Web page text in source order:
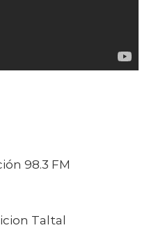
98.3 FM
Taltal